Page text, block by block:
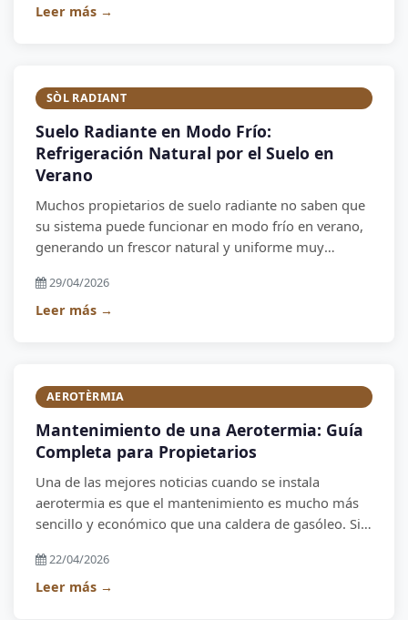
Leer más →
SÒL RADIANT
Suelo Radiante en Modo Frío:
Refrigeración Natural por el Suelo en
Verano
Muchos propietarios de suelo radiante no saben que
su sistema puede funcionar en modo frío en verano,
generando un frescor natural y uniforme muy
En este artículo explicamos cómo funciona y cuándo
es suficiente para el clima del Alt Empordà.
29/04/2026
Leer más →
AEROTÈRMIA
Mantenimiento de una Aerotermia: Guía
Completa para Propietarios
Una de las mejores noticias cuando se instala
aerotermia es que el mantenimiento es mucho más
sencillo y económico que una caldera de gasóleo. Sin
gases. Pero hay unas tareas básicas que conviene
realizar. Aquí te lo explicamos todo.
22/04/2026
Leer más →